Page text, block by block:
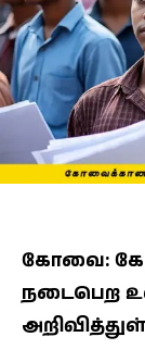
கோவை:
நடைபெற